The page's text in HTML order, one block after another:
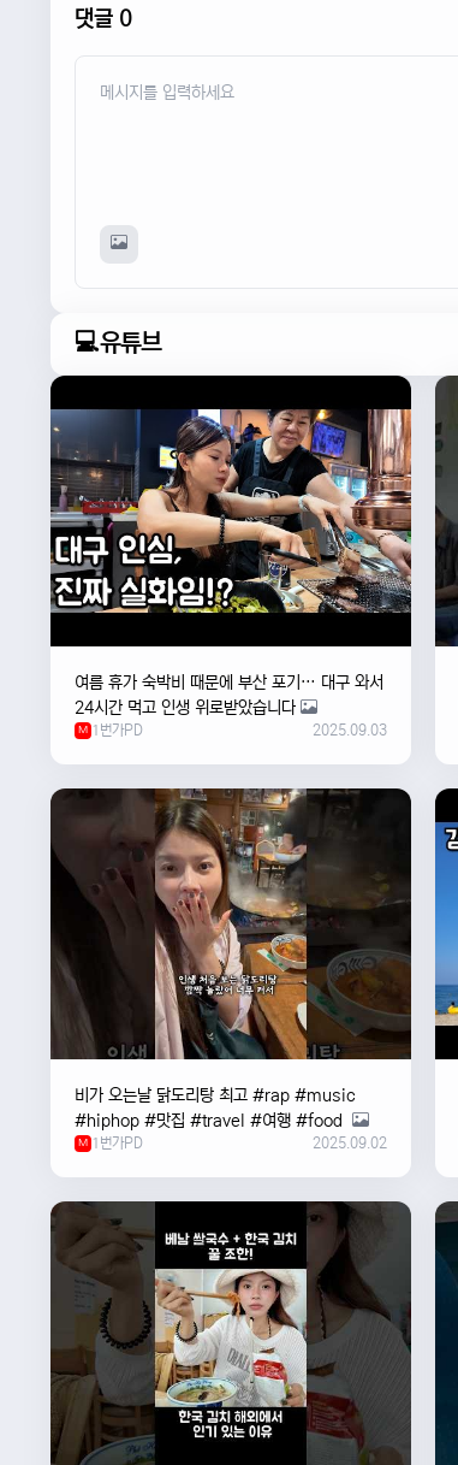
댓글 0
💻유튜브
여름 휴가 숙박비 때문에 부산 포기… 대구 와서
24시간 먹고 인생 위로받았습니다
M 1번가PD 2025.09.03
비가 오는날 ￼닭도리탕 최고 #rap #music
#hiphop #맛집 #travel #여행 #food ￼
M 1번가PD 2025.09.02